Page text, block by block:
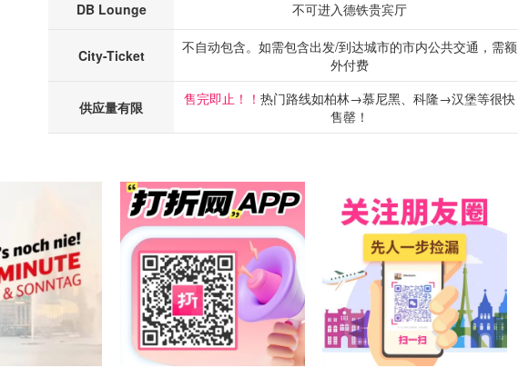
DB Lounge
不可进入德铁贵宾厅
City-Ticket
不自动包含。如需包含出发/到达城市的市内公共交通，需额
外付费
供应量有限 售完即止！！ 热门路线如柏林→慕尼黑、科隆→汉堡等很快
售罄！
关注我们~